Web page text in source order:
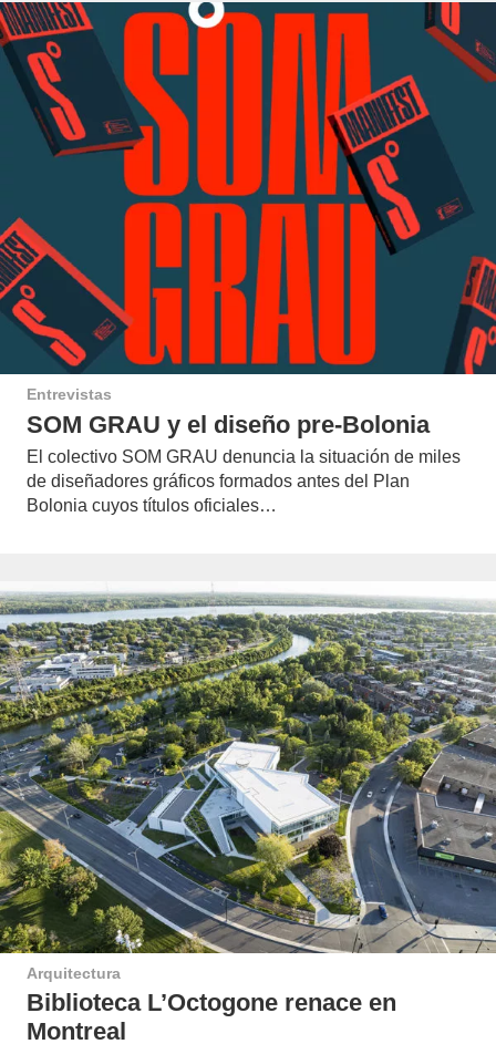
Entrevistas
SOM GRAU y el diseño pre-Bolonia
El colectivo SOM GRAU denuncia la situación de miles
de diseñadores gráficos formados antes del Plan
Bolonia cuyos títulos oficiales…
Arquitectura
Biblioteca L’Octogone renace en
Montreal